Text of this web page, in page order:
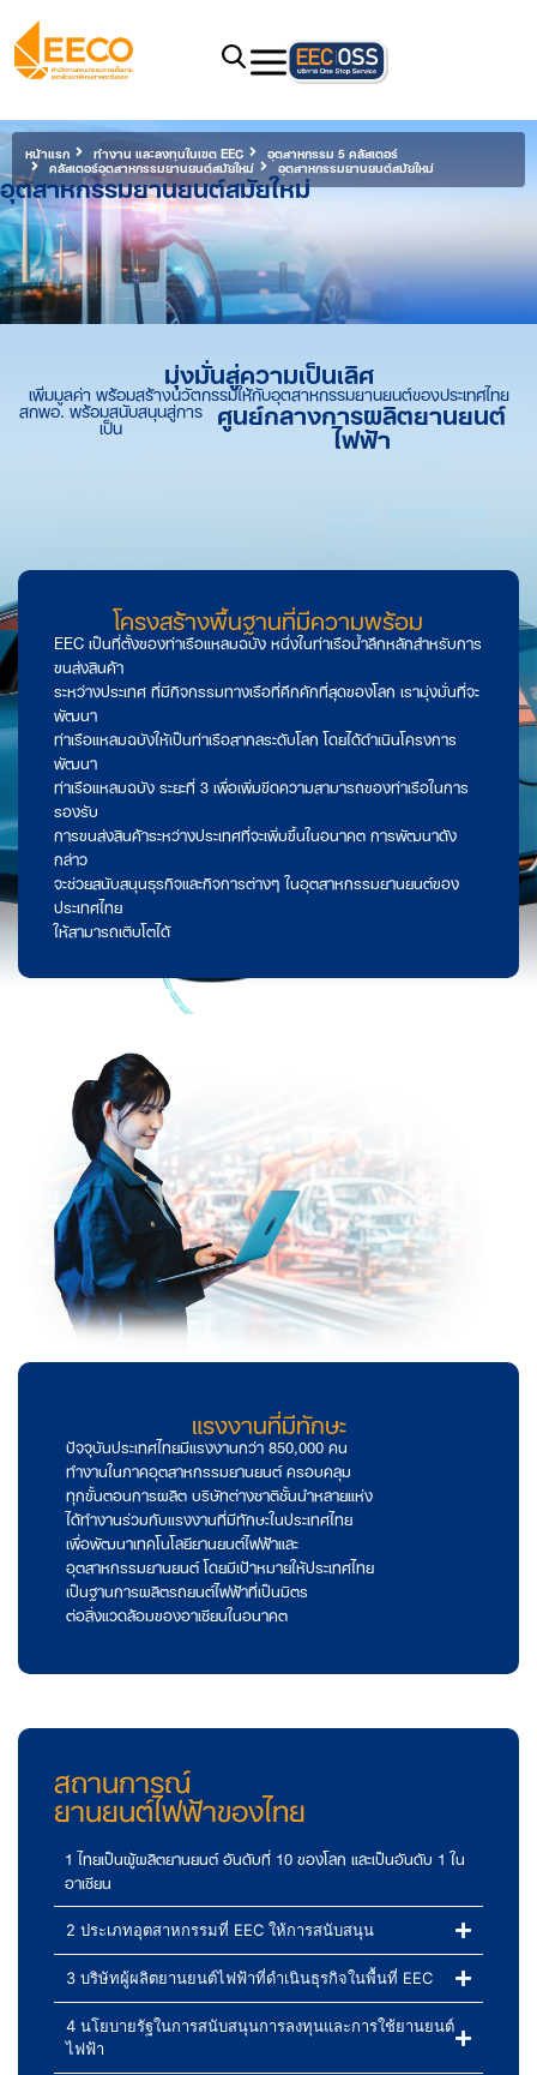
หน้าแรก ทำงาน และลงทุนในเขต EEC อุตสาหกรรม 5 คลัสเตอร์
คลัสเตอร์อุตสาหกรรมยานยนต์สมัยใหม่ อุตสาหกรรมยานยนต์สมัยใหม่
อุตสาหกรรมยานยนต์สมัยใหม่
มุ่งมั่นสู่ความเป็นเลิศ
เพิ่มมูลค่า พร้อมสร้างนวัตกรรมให้กับอุตสาหกรรมยานยนต์ของประเทศไทย
สกพอ. พร้อมสนับสนุนสู่การ
เป็น ศูนย์กลางการผลิตยานยนต์
ไฟฟ้า
โครงสร้างพื้นฐานที่มีความพร้อม
EEC เป็นที่ตั้งของท่าเรือแหลมฉบัง หนึ่งในท่าเรือน้ำลึกหลักสำหรับการ
ขนส่งสินค้า
ระหว่างประเทศ ที่มีกิจกรรมทางเรือที่คึกคักที่สุดของโลก เรามุ่งมั่นที่จะ
พัฒนา
ท่าเรือแหลมฉบังให้เป็นท่าเรือสากลระดับโลก โดยได้ดำเนินโครงการ
พัฒนา
ท่าเรือแหลมฉบัง ระยะที่ 3 เพื่อเพิ่มขีดความสามารถของท่าเรือในการ
รองรับ
การขนส่งสินค้าระหว่างประเทศที่จะเพิ่มขึ้นในอนาคต การพัฒนาดัง
กล่าว
จะช่วยสนับสนุนธุรกิจและกิจการต่างๆ ในอุตสาหกรรมยานยนต์ของ
ประเทศไทย
ให้สามารถเติบโตได้
แรงงานที่มีทักษะ
ปัจจุบันประเทศไทยมีแรงงานกว่า 850,000 คน
ทำงานในภาคอุตสาหกรรมยานยนต์ ครอบคลุม
ทุกขั้นตอนการผลิต บริษัทต่างชาติชั้นนำหลายแห่ง
ได้ทำงานร่วมกับแรงงานที่มีทักษะในประเทศไทย
เพื่อพัฒนาเทคโนโลยียานยนต์ไฟฟ้าและ
อุตสาหกรรมยานยนต์ โดยมีเป้าหมายให้ประเทศไทย
เป็นฐานการผลิตรถยนต์ไฟฟ้าที่เป็นมิตร
ต่อสิ่งแวดล้อมของอาเซียนในอนาคต
สถานการณ์
ยานยนต์ไฟฟ้าของไทย
1 ไทยเป็นผู้ผลิตยานยนต์ อันดับที่ 10 ของโลก และเป็นอันดับ 1 ใน
อาเซียน
2 ประเภทอุตสาหกรรมที่ EEC ให้การสนับสนุน
3 บริษัทผู้ผลิตยานยนต์ไฟฟ้าที่ดำเนินธุรกิจในพื้นที่ EEC
4 นโยบายรัฐในการสนับสนุนการลงทุนและการใช้ยานยนต์
ไฟฟ้า